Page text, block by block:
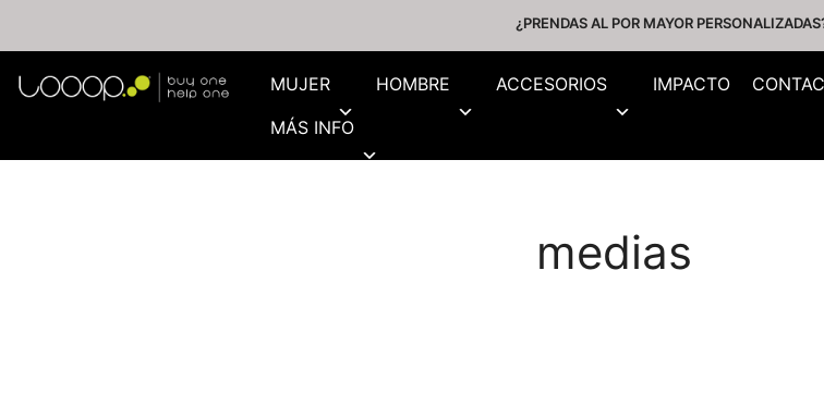
¿PRENDAS AL POR MAYOR
MUJER HOMBRE ACCESORIOS IMPACTO
MÁS INFO
medias